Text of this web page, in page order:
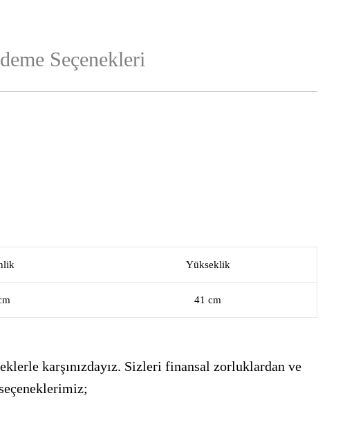
Seçenekleri
Yükseklik
41 cm
karşınızdayız. Sizleri finansal zorluklardan ve